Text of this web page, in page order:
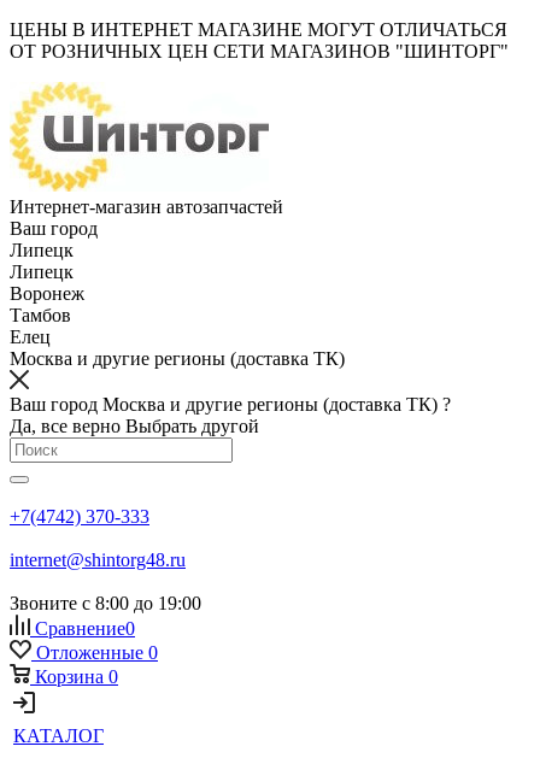
ЦЕНЫ В ИНТЕРНЕТ МАГАЗИНЕ МОГУТ ОТЛИЧАТЬСЯ
ОТ РОЗНИЧНЫХ ЦЕН СЕТИ МАГАЗИНОВ "ШИНТОРГ"
Интернет-магазин автозапчастей
Ваш город
Липецк
Липецк
Воронеж
Тамбов
Елец
Москва и другие регионы (доставка ТК)
Ваш город Москва и другие регионы (доставка ТК) ?
Да, все верно Выбрать другой
+7(4742) 370-333
internet@shintorg48.ru
Звоните с 8:00 до 19:00
Сравнение0
Отложенные 0
Корзина 0
КАТАЛОГ